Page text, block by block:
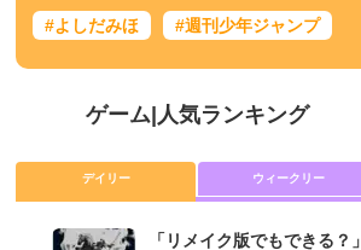
#よしだみほ #週刊少年ジャンプ
ゲーム| 人気ランキング
デイリー ウィークリー
「リメイク版でもできる？」